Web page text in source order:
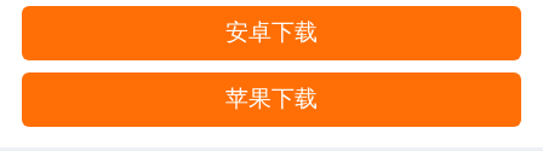
安卓下载
苹果下载